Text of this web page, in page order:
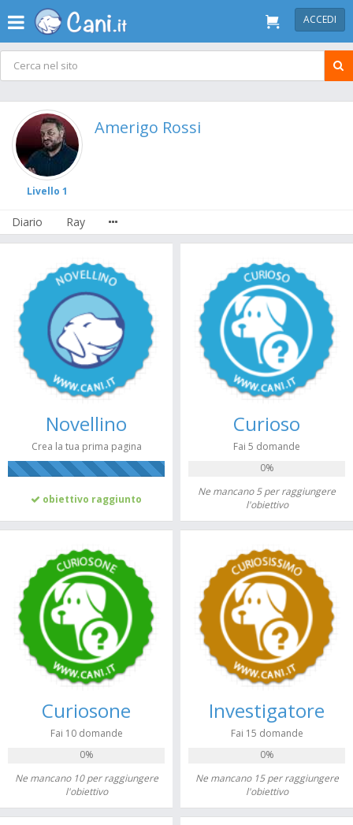
ACCEDI
Livello 1
Amerigo Rossi
Diario Ray
Novellino
Crea la tua prima pagina
obiettivo raggiunto
Curioso
Fai 5 domande
0%
Ne mancano 5 per raggiungere
l'obiettivo
Curiosone
Fai 10 domande
0%
Ne mancano 10 per raggiungere
l'obiettivo
Investigatore
Fai 15 domande
0%
Ne mancano 15 per raggiungere
l'obiettivo